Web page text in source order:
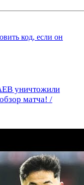
уничтожили
матча! /